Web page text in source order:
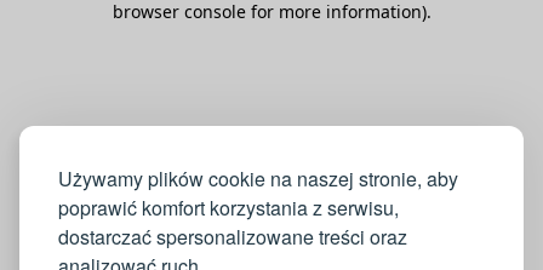
Używamy plików cookie na naszej stronie, aby
poprawić komfort korzystania z serwisu,
dostarczać spersonalizowane treści oraz
browser console for more information).